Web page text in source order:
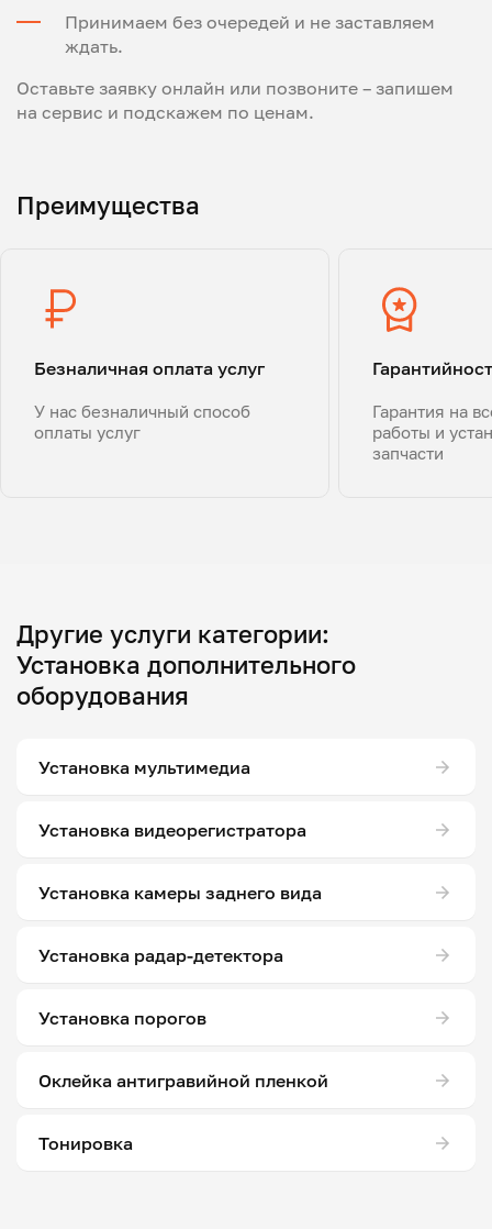
Принимаем без очередей и не заставляем
ждать.
Оставьте заявку онлайн или позвоните – запишем
на сервис и подскажем по ценам.
Преимущества
Безналичная оплата услуг
У нас безналичный способ
оплаты услуг
Гарантия на
работы и
запчасти
Другие услуги категории:
Установка дополнительного
оборудования
Установка мультимедиа
Установка видеорегистратора
Установка камеры заднего вида
Установка радар-детектора
Установка порогов
Оклейка антигравийной пленкой
Тонировка